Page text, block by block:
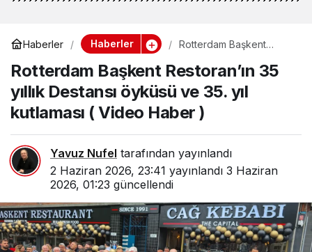
Haberler Haberler
Rotterdam Başkent
Destansı öyküsü ve 35.
yıl kutlaması ( Video
Haber )
Rotterdam Başkent Restoran’ın 35
yıllık Destansı öyküsü ve 35. yıl
kutlaması ( Video Haber )
Yavuz Nufel tarafından yayınlandı
2 Haziran 2026, 23:41 yayınlandı 3 Haziran
2026, 01:23 güncellendi